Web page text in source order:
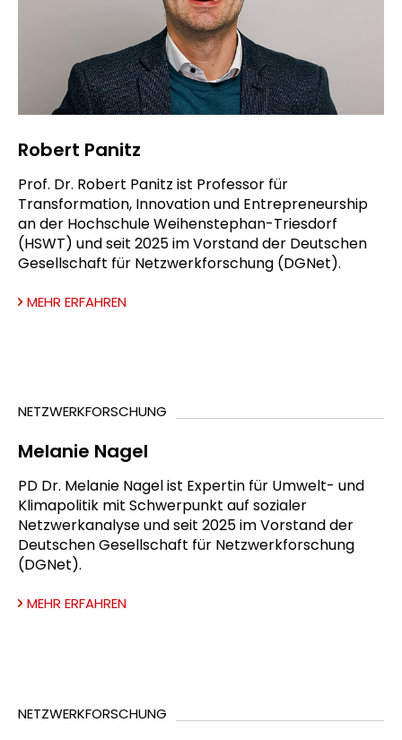
Robert Panitz
Prof. Dr. Robert Panitz ist Professor für
Transformation, Innovation und Entrepreneurship
an der Hochschule Weihenstephan-Triesdorf
(HSWT) und seit 2025 im Vorstand der Deutschen
Gesellschaft für Netzwerkforschung (DGNet).
MEHR ERFAHREN
NETZWERKFORSCHUNG
Melanie Nagel
PD Dr. Melanie Nagel ist Expertin für Umwelt- und
Klimapolitik mit Schwerpunkt auf sozialer
Netzwerkanalyse und seit 2025 im Vorstand der
Deutschen Gesellschaft für Netzwerkforschung
(DGNet).
MEHR ERFAHREN
NETZWERKFORSCHUNG